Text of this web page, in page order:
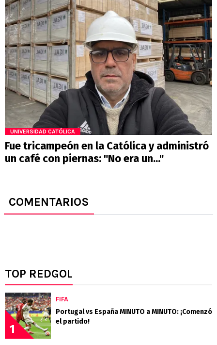
UNIVERSIDAD CATÓLICA
Fue tricampeón en la Católica y administró
un café con piernas: "No era un..."
COMENTARIOS
TOP REDGOL
1
FIFA
Portugal vs España MINUTO a MINUTO: ¡Comenzó
el partido!